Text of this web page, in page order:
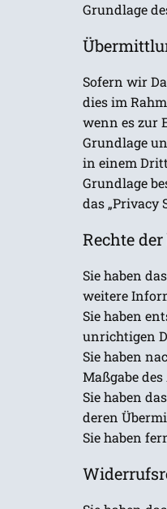
Grundlage
Sofern wir
dies im
wenn es zur
Grundlage
in einem
Grundlage
das „Privacy
Rechte
Sie haben
weitere
Sie haben
unrichtigen
Sie haben
Maßgabe
Sie haben
deren
Sie haben